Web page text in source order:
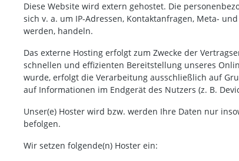
Diese Website wird extern gehostet. Die
sich v. a. um IP-Adressen, Kontaktanfragen, Meta-
werden, handeln.
Das externe Hosting erfolgt zum Zwecke der
schnellen und effizienten Bereitstellung unseres
wurde, erfolgt die Verarbeitung ausschließlich auf
auf Informationen im Endgerät des Nutzers (z. B.
Unser(e) Hoster wird bzw. werden Ihre Daten nur
befolgen.
Wir setzen folgende(n) Hoster ein: